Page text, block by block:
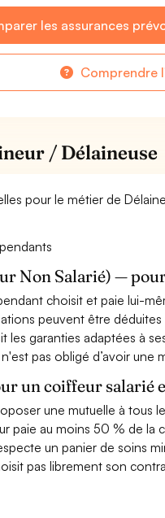
les assurances
Comprendre
/ Délaineuse
pour le métier de
Non Salarié) —
choisit et paie lui-
peuvent être
les garanties adaptées à
pas obligé d’avoir une
un coiffeur salarié
une mutuelle à tous
paie au moins 50 % de la
un panier de soins
pas librement son